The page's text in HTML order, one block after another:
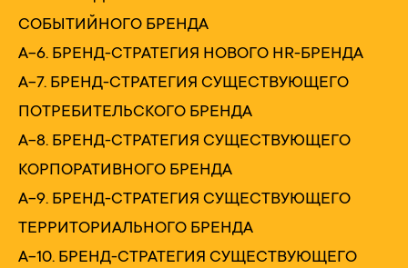
СОБЫТИЙНОГО БРЕНДА
А-6. БРЕНД-СТРАТЕГИЯ НОВОГО HR-БРЕНДА
А-7. БРЕНД-СТРАТЕГИЯ СУЩЕСТВУЮЩЕГО
ПОТРЕБИТЕЛЬСКОГО БРЕНДА
А-8. БРЕНД-СТРАТЕГИЯ СУЩЕСТВУЮЩЕГО
КОРПОРАТИВНОГО БРЕНДА
А-9. БРЕНД-СТРАТЕГИЯ СУЩЕСТВУЮЩЕГО
ТЕРРИТОРИАЛЬНОГО БРЕНДА
А-10. БРЕНД-СТРАТЕГИЯ СУЩЕСТВУЮЩЕГО